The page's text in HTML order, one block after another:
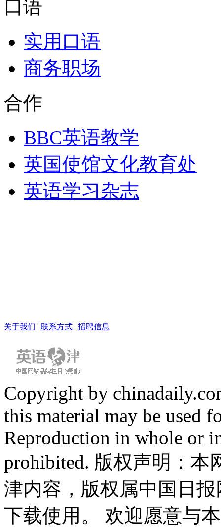
口语
实用口语
商务职场
合作
BBC英语教学
英国使馆文化教育处
英语学习杂志
关于我们 | 联系方式 | 招聘信息
Copyright by
this material may be used
Reproduction in whole or
prohibited. 版权声明：
津内容，版权属中国日
下载使用。 欢迎愿意与